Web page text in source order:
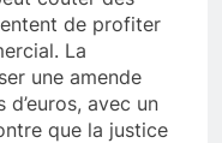
de profiter
La
une amende
avec un
que la justice